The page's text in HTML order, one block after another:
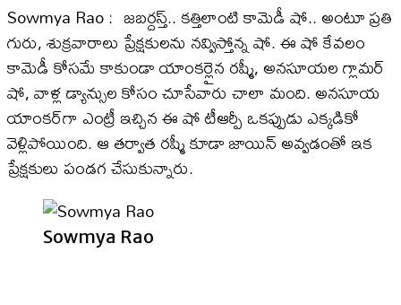
Sowmya Rao : జబర్దస్త్.. కత్తిలాంటి కామెడీ షో.. అంటూ ప్రతి
గురు, శుక్రవారాలు ప్రేక్షకులను నవ్విస్తోన్న షో. ఈ షో కేవలం
కామెడీ కోసమే కాకుండా యాంకర్లైన రష్మీ, అనసూయల గ్లామర్
షో, వాళ్ల డ్యాన్సుల కోసం చూసేవారు చాలా మంది. అనసూయ
యాంకర్‌గా ఎంట్రీ ఇచ్చిన ఈ షో టీఆర్పీ ఒకప్పుడు ఎక్కడికో
వెళ్లిపోయింది. ఆ తర్వాత రష్మీ కూడా జాయిన్ అవ్వడంతో ఇక
ప్రేక్షకులు పండగ చేసుకున్నారు.
Sowmya Rao